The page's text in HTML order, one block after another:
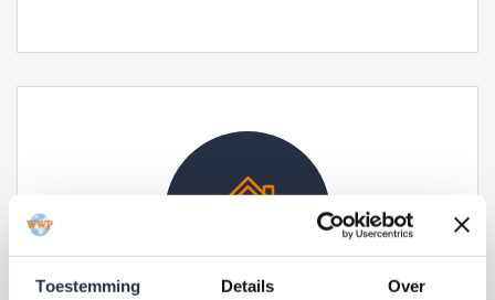
Toestemming Details Over